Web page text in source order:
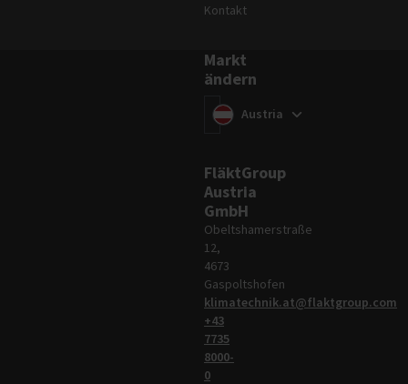
Kontakt
Markt
ändern
Markt ändern
(Austria
FläktGroup
Austria
GmbH
Obeltshamerstraße
12,
4673
Gaspoltshofen
klimatechnik.at@flaktgroup.com
+43
7735
8000-
0